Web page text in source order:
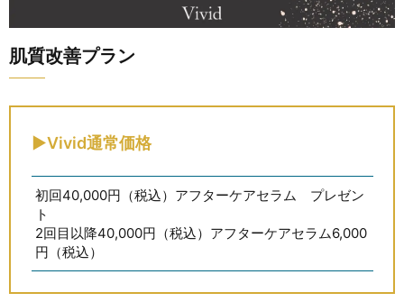
肌質改善プラン
▶Vivid通常価格
初回40,000円（税込）アフターケアセラム プレゼン
ト
2回目以降40,000円（税込）アフターケアセラム6,000
円（税込）